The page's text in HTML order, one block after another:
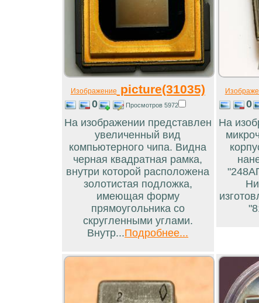
Изображение picture(31035)
0 Просмотров 5972
На изображении представлен
увеличенный вид
компьютерного чипа. Видна
черная квадратная рамка,
внутри которой расположена
золотистая подложка,
имеющая форму
прямоугольника со
скругленными углами.
Внутр...Подробнее...
0
На